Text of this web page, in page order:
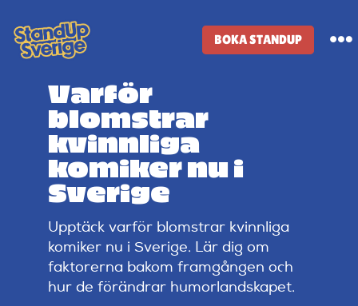
to
content
BOKA STANDUP
Standup-butik
Komiker
Lineup
Tidigare lineup
Varför
blomstrar
kvinnliga
komiker nu i
Sverige
Upptäck varför blomstrar kvinnliga
komiker nu i Sverige. Lär dig om
faktorerna bakom framgången och
hur de förändrar humorlandskapet.